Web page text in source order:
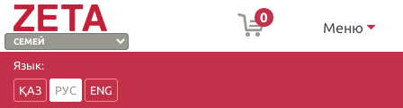
0
Меню
Язык:
ҚАЗ
РУС
ENG